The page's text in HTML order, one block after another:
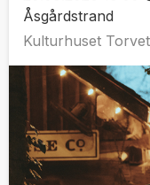
Åsgårdstrand
Kulturhuset